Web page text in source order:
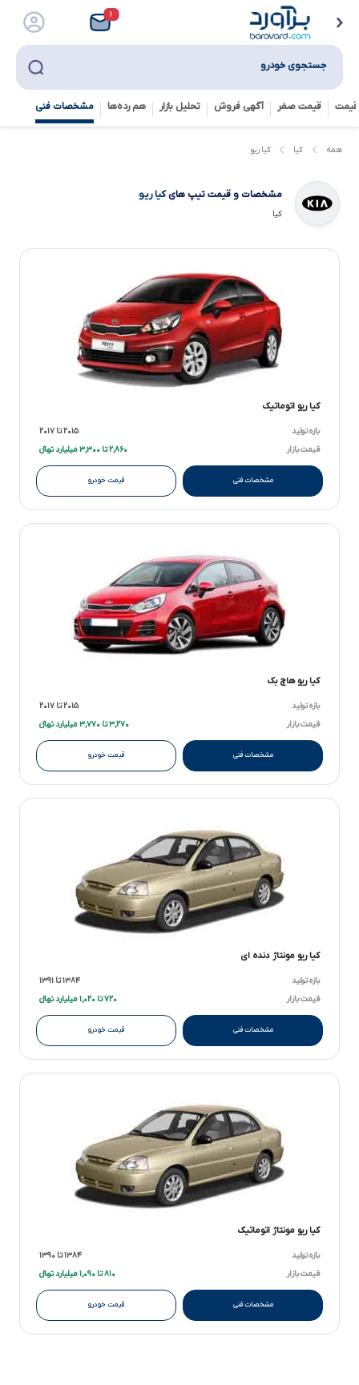
۱
جستجوی خودرو
قیمت صفر آگهی فروش تحلیل بازار هم رده‌ها‌ مشخصات فنی
همه کیا کیا ریو
مشخصات و قیمت تیپ هایکیا ریو
کیا
کیا ریو اتوماتیک
بازه تولید
۲۰۱۵ تا ۲۰۱۷
قیمت بازار
۲,۸۶۰ تا ۳,۳۰۰ میلیارد تومانءءء
مشخصات فنی قیمت خودرو
کیا ریو هاچ بک
بازه تولید
۲۰۱۵ تا ۲۰۱۷
قیمت بازار
۳,۲۷۰ تا ۳,۷۷۰ میلیارد تومانءءء
مشخصات فنی قیمت خودرو
کیا ریو مونتاژ دنده ای
بازه تولید
۱۳۸۴ تا ۱۳۹۱
قیمت بازار
۷۲۰ تا ۱,۰۲۰ میلیارد تومانءءء
مشخصات فنی قیمت خودرو
کیا ریو مونتاژ اتوماتیک
بازه تولید
۱۳۸۴ تا ۱۳۹۰
قیمت بازار
۸۱۰ تا ۱,۰۹۰ میلیارد تومانءءء
مشخصات فنی قیمت خودرو